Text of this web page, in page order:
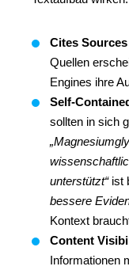
Cites
Quellen
Engines ihre
Self-
sollten in sich
unterstützt“ist
bessere
Kontext
Content
Informationen